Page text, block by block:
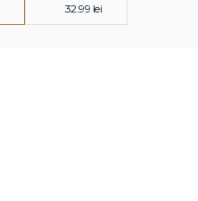
32.99 lei